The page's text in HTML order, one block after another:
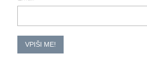
VPIŠI ME!